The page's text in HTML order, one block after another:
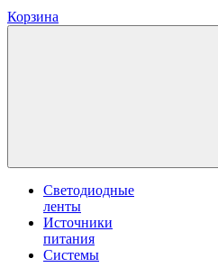
Корзина
Светодиодные
ленты
Источники
питания
Системы